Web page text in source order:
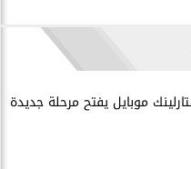
موبايل يفتح مرحلة جديدة